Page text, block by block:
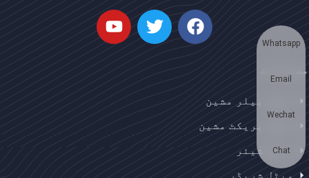
مصنوعات
میٹل بیلر مشین
میٹل بریکٹ مشین
میٹل شیئر
میٹل شریڈر
Russian
Portuguese
Chinese
Bulgarian
Whatsapp
Email
Wechat
Chat